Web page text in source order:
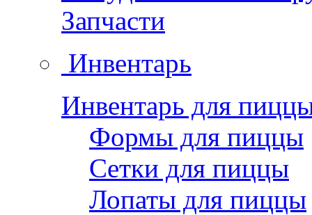
Запчасти
Инвентарь
Инвентарь для
Формы для пиццы
Сетки для пиццы
Лопаты для пиццы